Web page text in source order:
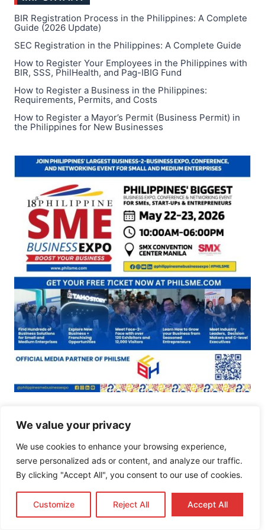
We value your privacy
We use cookies to enhance your browsing experience,
serve personalized ads or content, and analyze our traffic.
By clicking "Accept All", you consent to our use of cookies.
Customize Reject All Accept All
BIR Registration Process in the Philippines: A Complete
Guide (2026 Update)
SEC Registration in the Philippines: A Complete Guide
How to Register Your Employees in the Philippines with
BIR, SSS, PhilHealth, and Pag-IBIG Fund
How to Register a Business in the Philippines:
Requirements, Permits, and Costs
How to Register a Mayor’s Permit (Business Permit) in
the Philippines for New Businesses
Submit Your Business
Search
for: